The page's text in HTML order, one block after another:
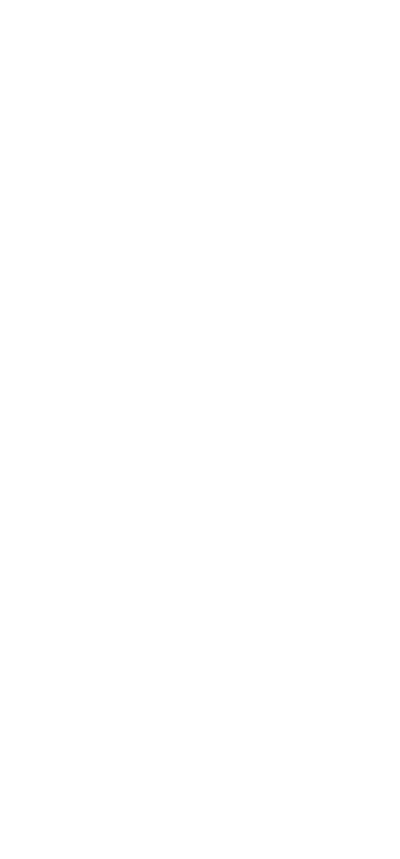
ることをご了承くださ
ロン制御機器販売店・
ンバーズにご登録され
よび当社の共同利用者
することをご了承くだ
出荷製品に未対応品が
り、2022年1月12日よ
ーテル類) : 1000ppm、
ジル) : 1000ppm、
並びにこれらの製造装
第三者に通知します。
場合は、取り引きをい
担当のオムロン制御